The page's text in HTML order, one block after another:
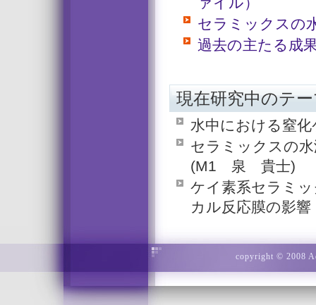
セラミックスの
過去の主たる成
現在研究中のテ
水中における窒
セラミックスの
(M1 泉 貴士)
ケイ素系セラミ
カル反応膜の影
copyright © 2008